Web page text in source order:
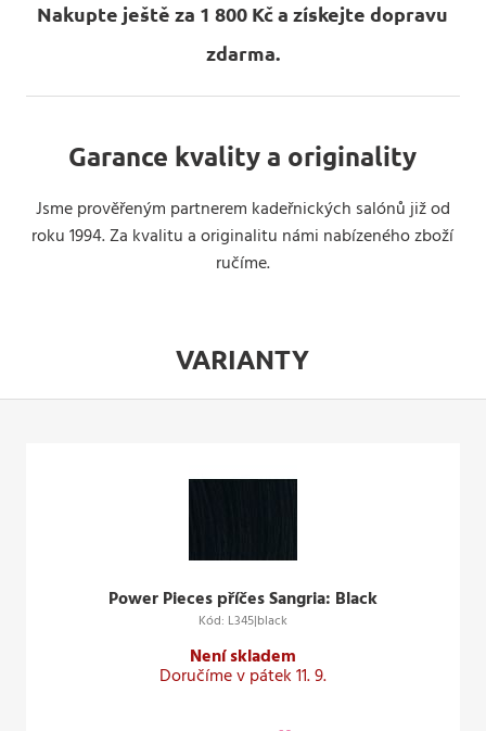
Nakupte ještě za 1 800 Kč a získejte dopravu
zdarma.
Garance kvality a originality
Jsme prověřeným partnerem kadeřnických salónů již od
roku 1994. Za kvalitu a originalitu námi nabízeného zboží
ručíme.
VARIANTY
Power Pieces příčes Sangria: Black
Kód: L345|black
Není skladem
Doručíme v pátek 11. 9.